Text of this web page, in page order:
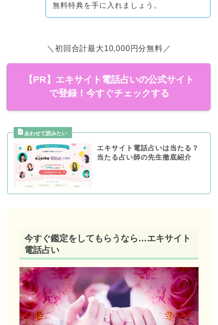
無料特典を手に入れましょう。
＼初回合計最大10,000円分無料／
【PR】エキサイト電話占いの公式サイト
で登録！今すぐチェックする
エキサイト電話占いは当たる？
当たる占い師の先生徹底紹介
今すぐ鑑定をしてもらうなら…エキサイト
電話占い